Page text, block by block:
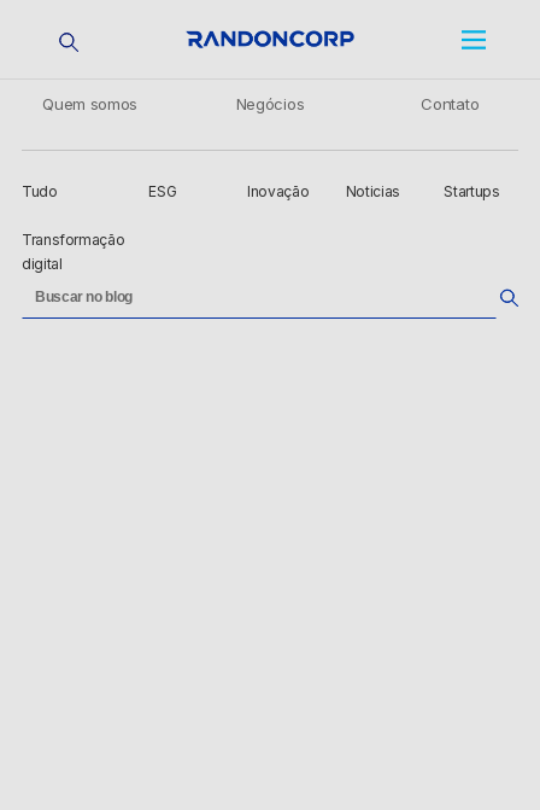
Quem somos Negócios Contato
Tudo ESG Inovação Noticias Startups
Transformação
digital